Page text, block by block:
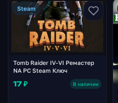
Steam
Tomb Raider IV-VI Ремастер
NA PC Steam Ключ
17 ₽ В наличии